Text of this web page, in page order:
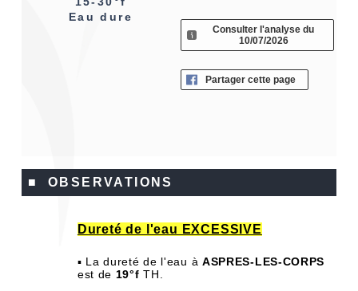
Eau dure
Consulter l'analyse du
10/07/2026
Partager cette page
■ OBSERVATIONS
Dureté de l'eau EXCESSIVE
▪ La dureté de l'eau à ASPRES-LES-CORPS
est de 19°f TH.